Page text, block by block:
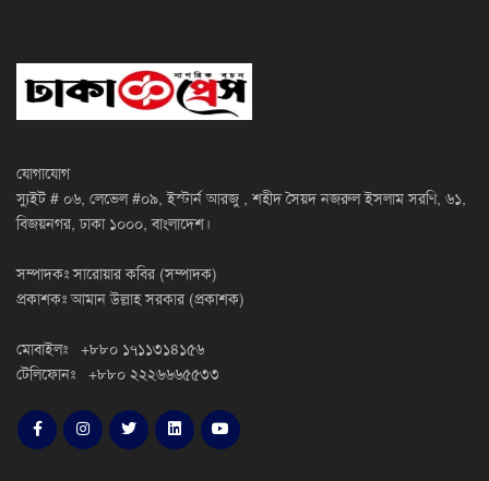
যোগাযোগ
স্যুইট # ০৬, লেভেল #০৯, ইস্টার্ন আরজু , শহীদ সৈয়দ নজরুল ইসলাম সরণি, ৬১,
বিজয়নগর, ঢাকা ১০০০, বাংলাদেশ।
সম্পাদকঃ সারোয়ার কবির (সম্পাদক)
প্রকাশকঃ আমান উল্লাহ সরকার (প্রকাশক)
মোবাইলঃ +৮৮০ ১৭১১৩১৪১৫৬
টেলিফোনঃ +৮৮০ ২২২৬৬৬৫৫৩৩